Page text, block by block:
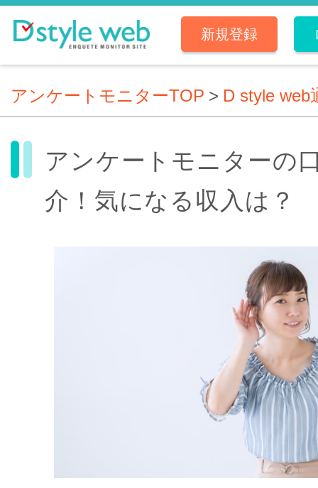
新規登録
アンケートモニターTOP > D style web
アンケートモニターの
介！気になる収入は？